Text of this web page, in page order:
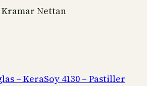
Kramar Nettan
– KeraSoy 4130 – Pastiller